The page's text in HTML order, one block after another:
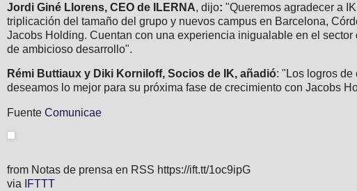
Jordi Giné Llorens, CEO de ILERNA, dijo: "Queremos agradecer a
triplicación del tamaño del grupo y nuevos campus en Barcelona,
Jacobs Holding. Cuentan con una experiencia inigualable en el
de ambicioso desarrollo".
Rémi Buttiaux y Diki Korniloff, Socios de IK, añadió: "Los logros
deseamos lo mejor para su próxima fase de crecimiento con Jacobs
Fuente Comunicae
from Notas de prensa en RSS https://ift.tt/1oc9ipG
via
IFTTT